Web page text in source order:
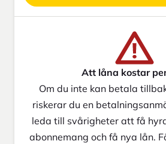
Att låna kostar
Om du inte kan betala
riskerar du en
leda till svårigheter att få
abonnemang och få nya lån.